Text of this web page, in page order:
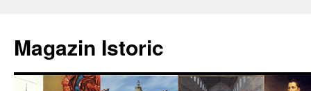
conținut
Magazin Istoric